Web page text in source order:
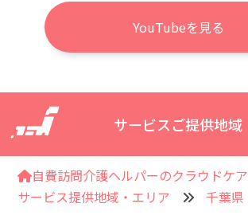
YouTubeを見る
サービスご提供地域
自費訪問介護ヘルパーのクラウドケア
サービス提供地域・エリア
千葉県